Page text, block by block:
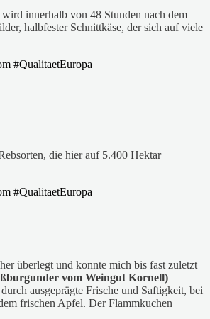
innerhalb von 48 Stunden nach dem
halbfester Schnittkäse, der sich auf viele
die hier auf 5.400 Hektar
überlegt und konnte mich bis fast zuletzt
vom Weingut Kornell)
ausgeprägte Frische und Saftigkeit, bei
frischen Apfel. Der Flammkuchen